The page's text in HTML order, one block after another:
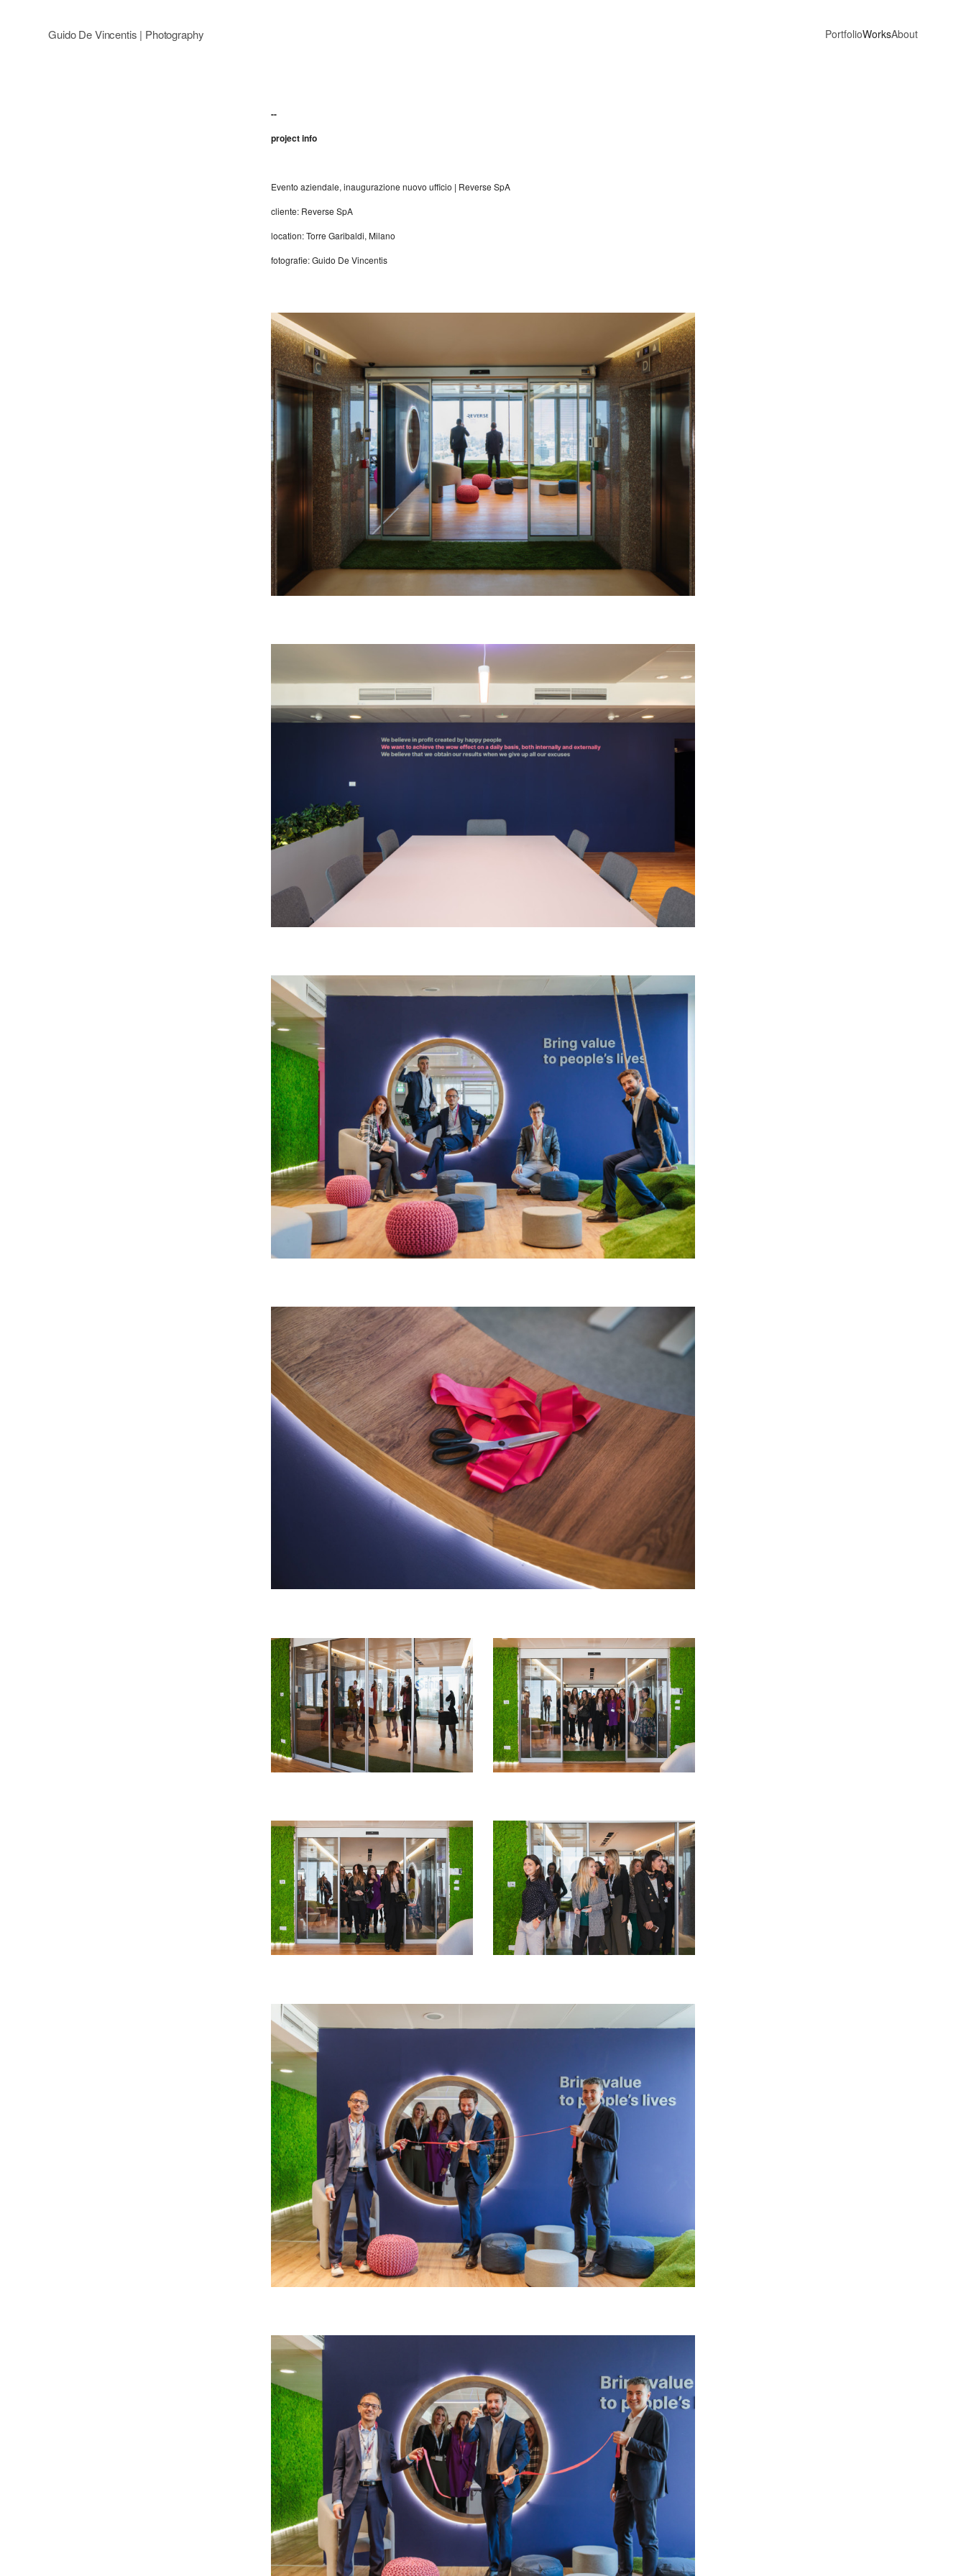
Guido De Vincentis | Photography PortfolioWorksAbout
--
project info
Evento aziendale, inaugurazione nuovo ufficio | Reverse SpA
cliente: Reverse SpA
location: Torre Garibaldi, Milano
fotografie: Guido De Vincentis